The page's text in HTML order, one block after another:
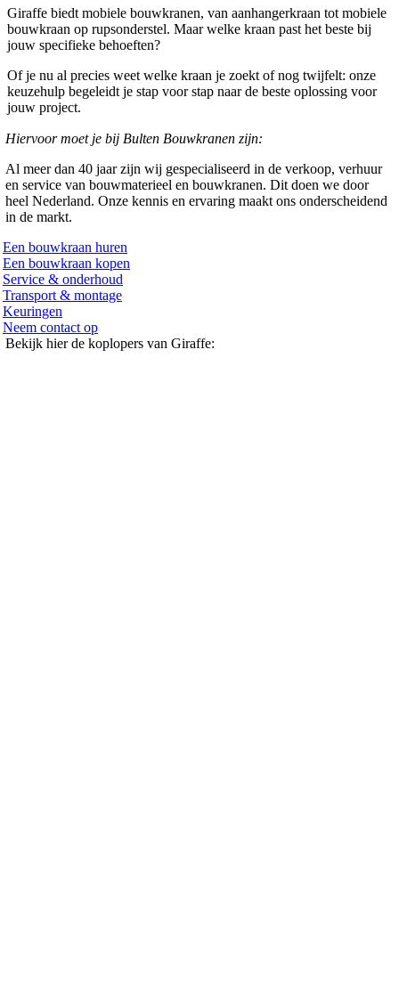
Giraffe biedt mobiele bouwkranen, van aanhangerkraan tot mobiele
bouwkraan op rupsonderstel. Maar welke kraan past het beste bij
jouw specifieke behoeften?
Of je nu al precies weet welke kraan je zoekt of nog twijfelt: onze
keuzehulp begeleidt je stap voor stap naar de beste oplossing voor
jouw project.
Hiervoor moet je bij Bulten Bouwkranen zijn:
Al meer dan 40 jaar zijn wij gespecialiseerd in de verkoop, verhuur
en service van bouwmaterieel en bouwkranen. Dit doen we door
heel Nederland. Onze kennis en ervaring maakt ons onderscheidend
in de markt.
Een bouwkraan huren
Een bouwkraan kopen
Service & onderhoud
Transport & montage
Keuringen
Neem contact op
Bekijk hier de koplopers van Giraffe: